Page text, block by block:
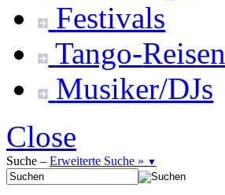
Festivals
Tango-Reisen
Musiker/DJs
Close
Suche – Erweiterte Suche » ▼